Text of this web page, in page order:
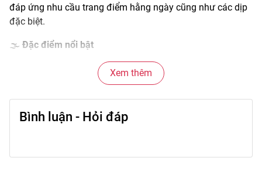
đáp ứng nhu cầu trang điểm hằng ngày cũng như các dịp
đặc biệt.
🌫️ Đặc điểm nổi bật
• Thiết kế gân trong giúp hàng mi trông tự nhiên hơn
• Sợi mi mềm mại, nhẹ mắt khi sử dụng
• Độ cong hài hòa giúp đôi mắt thêm nổi bật
• Dễ cắt chỉnh theo dáng mắt và nhu cầu sử dụng
• Hộp 5 cặp tiện lợi, có thể sử dụng nhiều lần nếu bảo quản
Xem thêm
Bình luận - Hỏi đáp